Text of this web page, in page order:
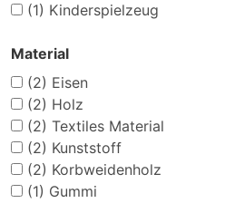
(1) Kinderspielzeug
Material
(2) Eisen
(2) Holz
(2) Textiles Material
(2) Kunststoff
(2) Korbweidenholz
(1) Gummi